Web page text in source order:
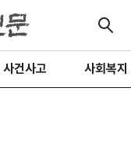
사건사고 사회복지